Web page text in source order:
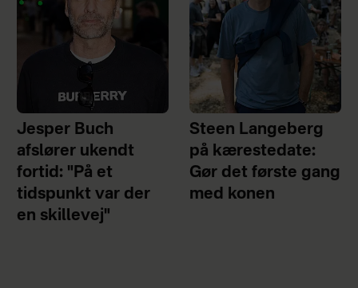
Jesper Buch
afslører ukendt
fortid: "På et
tidspunkt var der
en skillevej"
Steen Langeberg
på kærestedate:
Gør det første gang
med konen